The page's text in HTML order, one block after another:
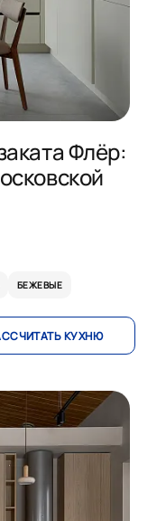
Флёр:
БЕЖЕВЫЕ
КУХНЮ